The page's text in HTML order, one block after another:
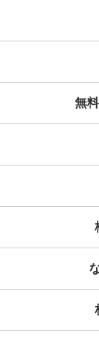
実施い
06/14(日)
お問い